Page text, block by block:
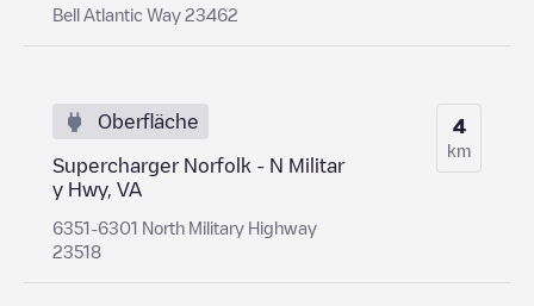
Bell Atlantic Way 23462
Oberfläche
Supercharger Norfolk - N Militar
y Hwy, VA
6351-6301 North Military Highway
23518
4
km